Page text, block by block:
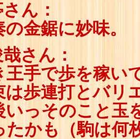
ん：
の金鋸に妙味。
さん：
王手で歩を稼い
は歩連打とバリ
いっそのこと玉
たかも（駒は何